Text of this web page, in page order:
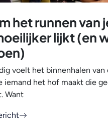
het runnen van
lijkt (en
voelt het binnenhalen
iemand het hof maakt die
Want